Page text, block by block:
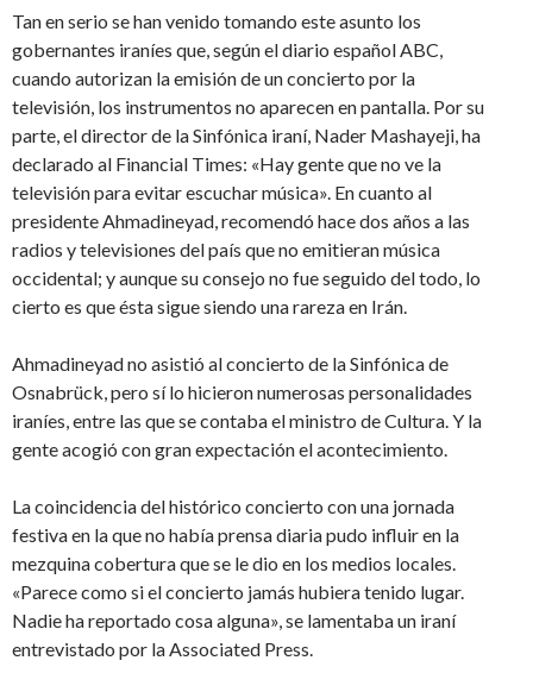
Tan en serio se han venido tomando este asunto los
gobernantes iraníes que, según el diario español ABC,
cuando autorizan la emisión de un concierto por la
televisión, los instrumentos no aparecen en pantalla. Por su
parte, el director de la Sinfónica iraní, Nader Mashayeji, ha
declarado al Financial Times: «Hay gente que no ve la
televisión para evitar escuchar música». En cuanto al
presidente Ahmadineyad, recomendó hace dos años a las
radios y televisiones del país que no emitieran música
occidental; y aunque su consejo no fue seguido del todo, lo
cierto es que ésta sigue siendo una rareza en Irán.
Ahmadineyad no asistió al concierto de la Sinfónica de
Osnabrück, pero sí lo hicieron numerosas personalidades
iraníes, entre las que se contaba el ministro de Cultura. Y la
gente acogió con gran expectación el acontecimiento.
La coincidencia del histórico concierto con una jornada
festiva en la que no había prensa diaria pudo influir en la
mezquina cobertura que se le dio en los medios locales.
«Parece como si el concierto jamás hubiera tenido lugar.
Nadie ha reportado cosa alguna», se lamentaba un iraní
entrevistado por la Associated Press.